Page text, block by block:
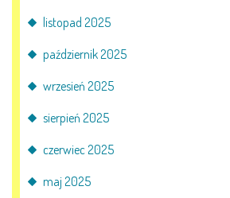
listopad 2025
październik 2025
wrzesień 2025
sierpień 2025
czerwiec 2025
maj 2025